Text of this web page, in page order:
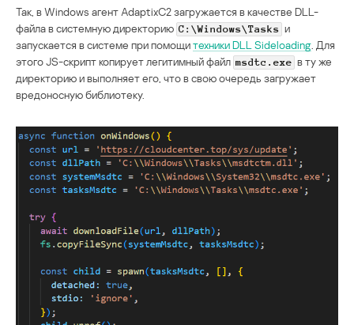
Так, в Windows агент AdaptixC2 загружается в качестве DLL-
файла в системную директорию C:\Windows\Tasks и
запускается в системе при помощитехники DLL Sideloading . Для
этого JS-скрипт копирует легитимный файл msdtc.exe в ту же
директорию и выполняет его, что в свою очередь загружает
вредоносную библиотеку.